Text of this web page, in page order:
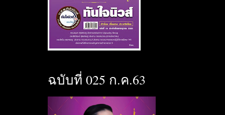
ฉบับที่ 025 ก.ค.63